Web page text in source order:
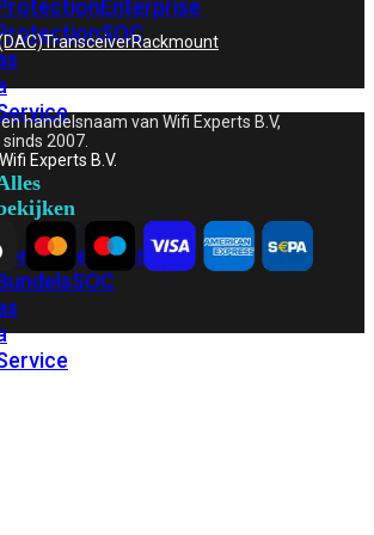
Enterprise
SOC
Security
SOC
TransceiverRackmount
handelsnaam van Wifi Experts B.V,
2007.
Experts B.V.